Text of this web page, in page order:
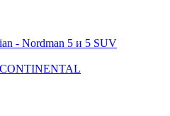
- Nordman 5 и 5 SUV